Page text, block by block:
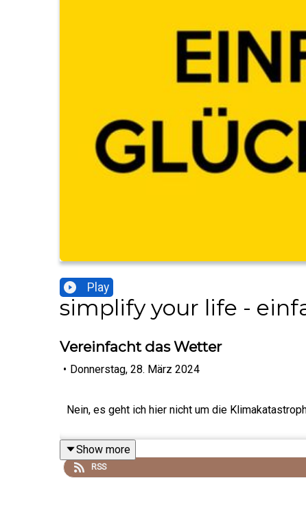
Play
simplify your life -
Vereinfacht das Wetter
• Donnerstag, 28. März 2024
Nein, es geht ich hier nicht um die
Show more
RSS